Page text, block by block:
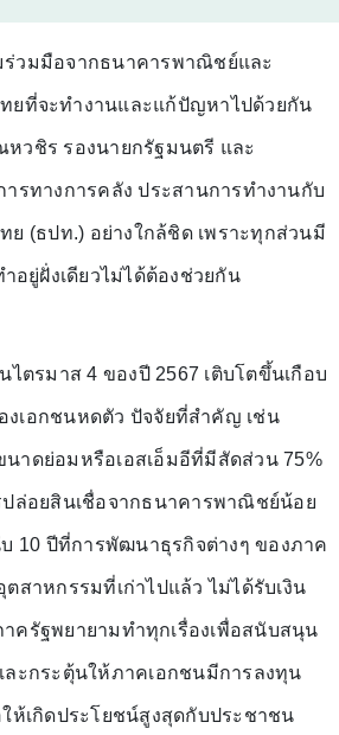
ร่วมมือจากธนาคารพาณิชย์และ
ยที่จะทำงานและแก้ปัญหาไปด้วยกัน
วชิร รองนายกรัฐมนตรี และ
รทางการคลัง ประสานการทำงานกับ
ย (ธปท.) อย่างใกล้ชิด เพราะทุกส่วนมี
อยู่ฝั่งเดียวไม่ได้ต้องช่วยกัน
ไตรมาส 4 ของปี 2567 เติบโตขึ้นเกือบ
เอกชนหดตัว ปัจจัยที่สำคัญ เช่น
าดย่อมหรือเอสเอ็มอีที่มีสัดส่วน 75%
ปล่อยสินเชื่อจากธนาคารพาณิชย์น้อย
บ 10 ปีที่การพัฒนาธุรกิจต่างๆ ของภาค
สาหกรรมที่เก่าไปแล้ว ไม่ได้รับเงิน
ครัฐพยายามทำทุกเรื่องเพื่อสนับสนุน
ละกระตุ้นให้ภาคเอกชนมีการลงทุน
ให้เกิดประโยชน์สูงสุดกับประชาชน